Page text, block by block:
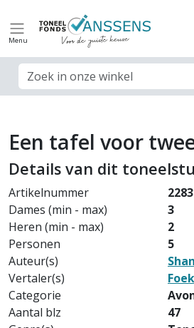
Menu
Zoek veld
Een tafel voor
Details van dit
Artikelnummer
Dames (min - max)
3
Heren (min - max)
2
Personen
5
Auteur(s)
Vertaler(s)
Categorie
Aantal blz
47